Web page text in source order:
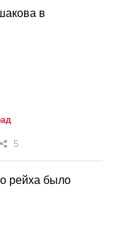
в
5
рейха было